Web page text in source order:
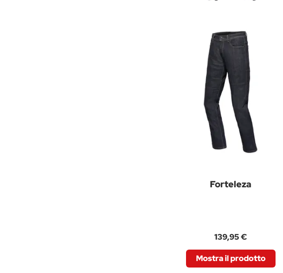
Forteleza
139,95 €
Mostra il prodotto